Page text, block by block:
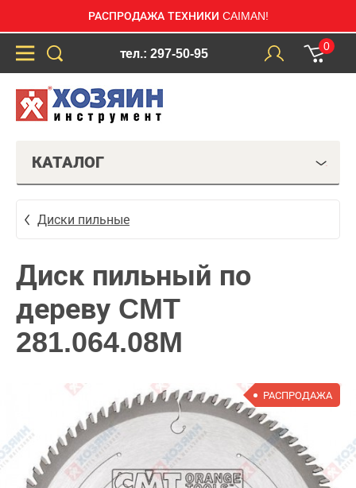
РАСПРОДАЖА ТЕХНИКИ CAIMAN!
тел.: 297-50-95
0
КАТАЛОГ
Диски пильные
Диск пильный по
дереву CMT
281.064.08M
РАСПРОДАЖА